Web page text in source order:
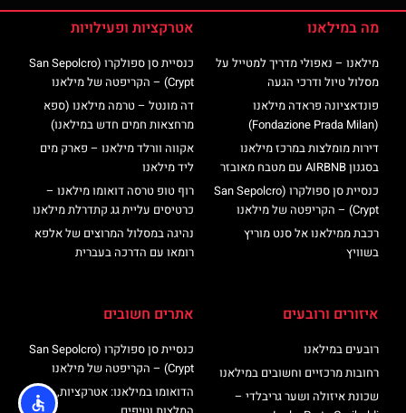
מה במילאנו
מילאנו – נאפולי מדריך למטייל על
מסלול טיול ודרכי הגעה
פונדאציונה פראדה מילאנו
(Fondazione Prada Milan)
דירות מומלצות במרכז מילאנו
בסגנון AIRBNB עם מטבח מאובזר
כנסיית סן ספולקרו (San Sepolcro
Crypt) – הקריפטה של מילאנו
רכבת ממילאנו אל סנט מוריץ
בשוויץ
אטרקציות ופעילויות
כנסיית סן ספולקרו (San Sepolcro
Crypt) – הקריפטה של מילאנו
דה מונטל – טרמה מילאנו (ספא
מרחצאות חמים חדש במילאנו)
אקווה וורלד מילאנו – פארק מים
ליד מילאנו
רוף טופ טרסה דואומו מילאנו –
כרטיסים עליית גג קתדרלת מילאנו
נהיגה במסלול המרוצים של אלפא
רומאו עם הדרכה בעברית
איזורים ורובעים
רובעים במילאנו
רחובות מרכזיים וחשובים במילאנו
שכונת איזולה ושער גריבלדי –
אתרים חשובים
כנסיית סן ספולקרו (San Sepolcro
Crypt) – הקריפטה של מילאנו
הדואומו במילאנו: אטרקציות,